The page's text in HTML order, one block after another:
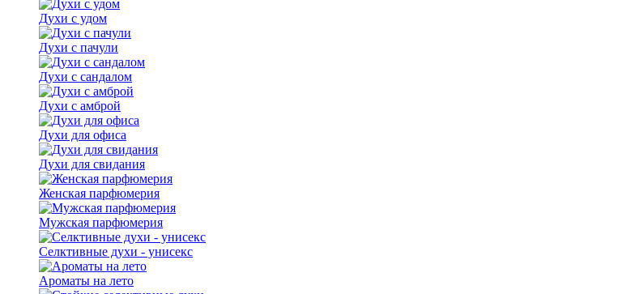
Духи с удом
Духи с пачули
Духи с сандалом
Духи с амброй
Духи для офиса
Духи для свидания
Женская парфюмерия
Мужская парфюмерия
Селктивные духи - унисекс
Ароматы на лето